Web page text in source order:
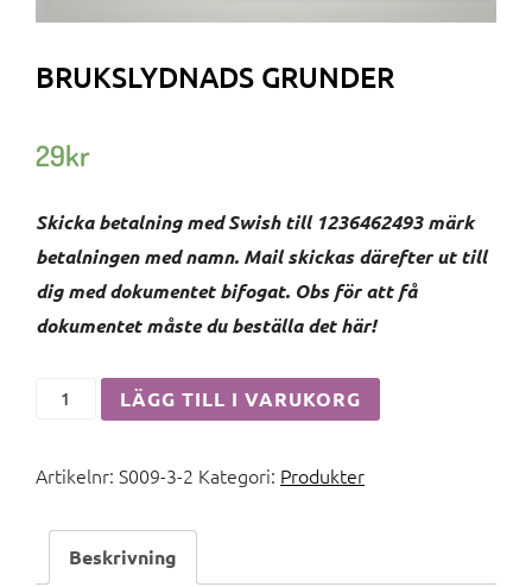
BRUKSLYDNADS GRUNDER
29kr
Skicka betalning med Swish till 1236462493 märk
betalningen med namn. Mail skickas därefter ut till
dig med dokumentet bifogat. Obs för att få
dokumentet måste du beställa det här!
Brukslydnads
grunder
LÄGG TILL I VARUKORG
Artikelnr: S009-3-2 Kategori: Produkter
Beskrivning